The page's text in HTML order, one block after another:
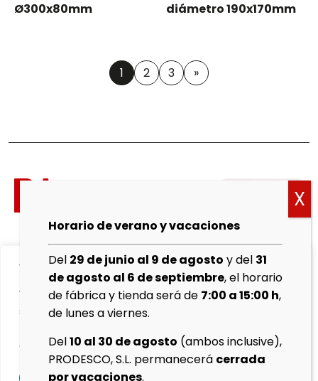
We value your privacy
We use cookies to enhance your browsing experience,
serve personalised ads or content, and analyse our
of cookies.
Customise
Ø300x80mm
diámetro 190x170mm
1 2 3 »
cookies
Aviso
Legal
Política de
Protocolo
de
Horario de verano y vacaciones
Del 29 de junio al 9 de agosto y del 31
de agosto al 6 de septiembre, el horario
de fábrica y tienda será de 7:00 a 15:00 h,
de lunes a viernes.
Del10 al 30 de agosto (ambos inclusive),
PRODESCO, S.L. permanecerá cerrada
por vacaciones.